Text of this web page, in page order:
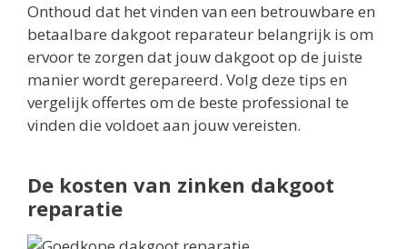
Onthoud dat het vinden van een betrouwbare en
betaalbare dakgoot reparateur belangrijk is om
ervoor te zorgen dat jouw dakgoot op de juiste
manier wordt gerepareerd. Volg deze tips en
vergelijk offertes om de beste professional te
vinden die voldoet aan jouw vereisten.
De kosten van zinken dakgoot
reparatie